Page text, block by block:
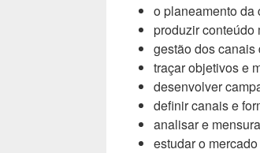
o planeamento da
produzir conteúdo
gestão dos canais
traçar objetivos e
desenvolver
definir canais e
analisar e
estudar o